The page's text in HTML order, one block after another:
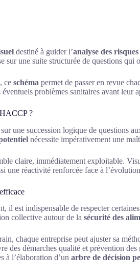
destiné à guider l’analyse des risques
sur une suite structurée de questions qui
ce schéma permet de passer en revue
problèmes sanitaires avant leur
?
sur une succession logique de questions
nécessite impérativement une
claire, immédiatement exploitable.
une réactivité renforcée face à
il est indispensable de respecter certaines
collective autour de la sécurité des
chaque entreprise peut ajuster sa
démarches qualité et prévention
à l’élaboration d’un arbre de décision